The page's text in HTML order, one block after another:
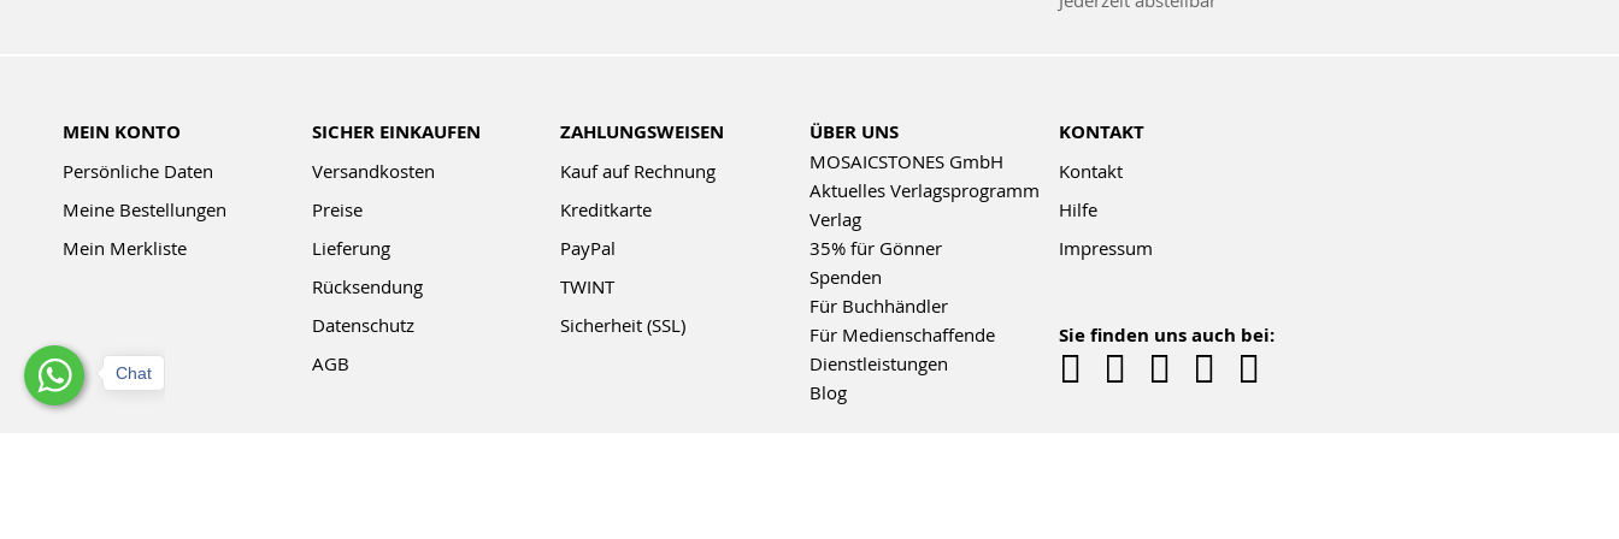
Newsletter:
MEIN KONTO
Persönliche Daten
Meine Bestellungen
Mein Merkliste
SICHER EINKAUFEN
Versandkosten
Preise
Lieferung
Rücksendung
Datenschutz
AGB
ZAHLUNGSWEISEN
Kauf auf Rechnung
Kreditkarte
PayPal
TWINT
Sicherheit (SSL)
ÜBER UNS
MOSAICSTONES GmbH
Aktuelles Verlagsprogramm
Verlag
35% für Gönner
Spenden
Für Buchhändler
Für Medienschaffende
Dienstleistungen
Blog
KONTAKT
Kontakt
Hilfe
Impressum
Sie finden uns auch bei:
Chat